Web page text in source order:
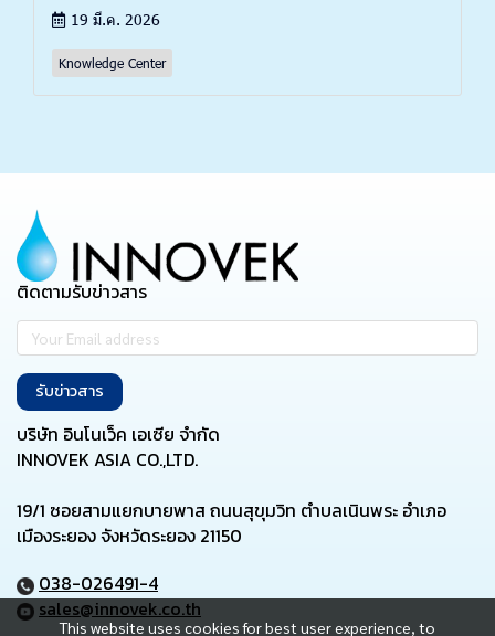
19 มี.ค. 2026
Knowledge Center
This website uses cookies for best user experience, to
ติดตามรับข่าวสาร
รับข่าวสาร
บริษัท อินโนเว็ค เอเซีย จำกัด
INNOVEK ASIA CO.,LTD.
19/1 ซอยสามแยกบายพาส ถนนสุขุมวิท ตำบลเนินพระ อำเภอ
เมืองระยอง จังหวัดระยอง 21150
038-026491-4
sales@innovek.co.th